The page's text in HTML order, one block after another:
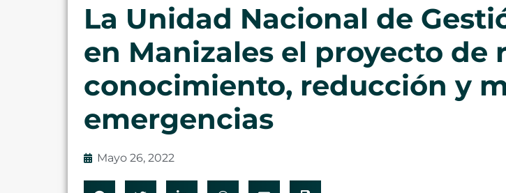
La Unidad Nacional de
en Manizales el proyecto de
conocimiento, reducción y
emergencias
Mayo 26, 2022